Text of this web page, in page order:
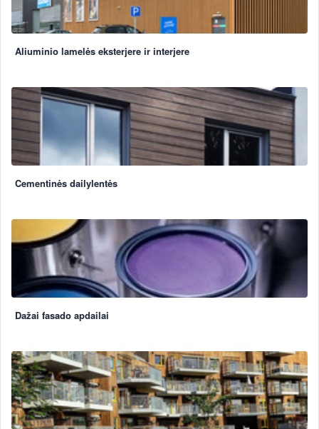
Aliuminio lamelės eksterjere ir interjere
Cementinės dailylentės
Dažai fasado apdailai